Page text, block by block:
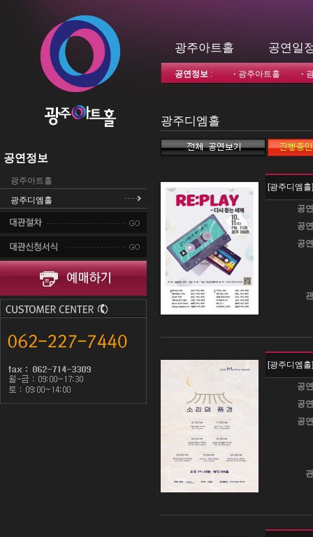
공연정보
광주아트홀
광주디엠홀
광주아트홀 공연일
공연정보 : · 광주아트홀 ·
광주디엠홀
[광주디엠
공
공
공
[광주디엠
공
공
공